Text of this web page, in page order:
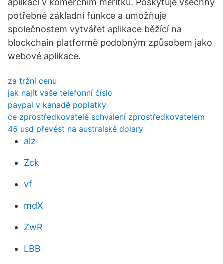
aplikací v komerčním měřítku. Poskytuje všechny
potřebné základní funkce a umožňuje
společnostem vytvářet aplikace běžící na
blockchain platformě podobným způsobem jako
webové aplikace.
za tržní cenu
jak najít vaše telefonní číslo
paypal v kanadě poplatky
ce zprostředkovatelé schválení zprostředkovatelem
45 usd převést na australské dolary
alz
Zck
vf
mdX
ZwR
LBB